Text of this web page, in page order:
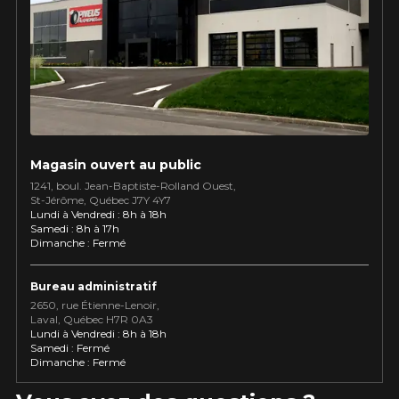
PROMOTIONS EN COURS
véhicule pour une compatibilité
LIVRAISON RAPIDE
Votre ensemble de pneus et jantes vous
sera livré rapidement.
CODE PROMOKUMHO12
DE 4 PNEUS DE MARQUE
Calculateur de décalage de jantes
L'entretien de vos pneus
INFORMATIONS
Qui sommes-nous ?
Procédures d'achat
Méthodes de paiement
Protection contre les hasards routiers
Politique de retour
Foire aux questions
Magasin ouvert au public
1241, boul. Jean-Baptiste-Rolland Ouest,
St⁠-⁠Jérôme, Québec J7Y 4Y7
Lundi à Vendredi : 8h à 18h
Samedi : 8h à 17h
Dimanche : Fermé
Bureau administratif
2650, rue Étienne⁠-⁠Lenoir,
Laval, Québec H7R 0A3
Lundi à Vendredi : 8h à 18h
Samedi : Fermé
Dimanche : Fermé